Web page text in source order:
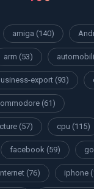
amiga (140)
arm (53) automobili
export (93)
(61)
(57) cpu (115)
facebook (59)
(76) iphone